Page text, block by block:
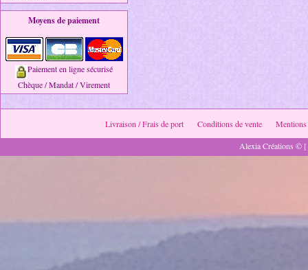
Moyens de paiement
Paiement en ligne sécurisé
Chèque / Mandat / Virement
Livraison / Frais de port Conditions de vente
Mentions
Alexia Créations ©